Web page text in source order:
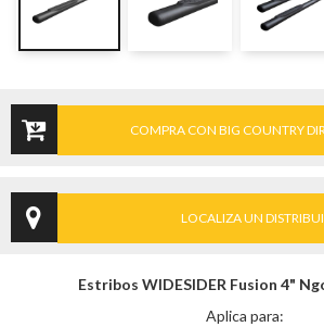
COMPRA CON BIG COUNTRY
LOCALIZA UN
Estribos WIDESIDER Fusion 4"
Aplica para: